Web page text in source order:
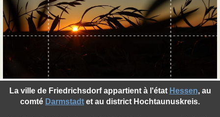
La ville de Friedrichsdorf appartient à l'état Hessen, au
comté Darmstadt et au district Hochtaunuskreis.